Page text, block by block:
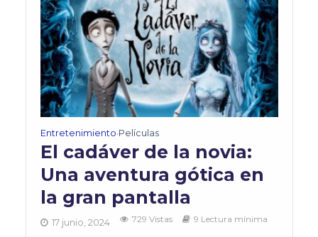
Entretenimiento•Películas
El cadáver de la novia:
Una aventura gótica en
la gran pantalla
17 junio, 2024 729 Vistas 9 Lectura mínima